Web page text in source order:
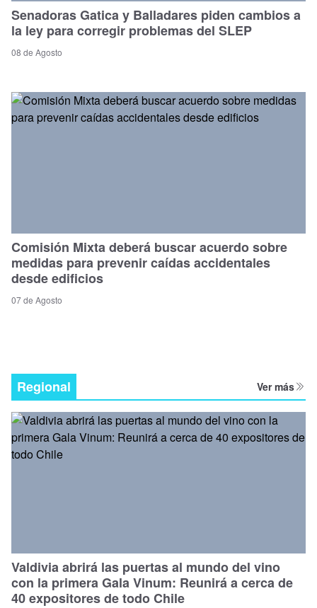
Senadoras Gatica y Balladares piden cambios a
la ley para corregir problemas del SLEP
08 de Agosto
Comisión Mixta deberá buscar acuerdo sobre
medidas para prevenir caídas accidentales
desde edificios
07 de Agosto
Regional Ver más
Valdivia abrirá las puertas al mundo del vino
con la primera Gala Vinum: Reunirá a cerca de
40 expositores de todo Chile